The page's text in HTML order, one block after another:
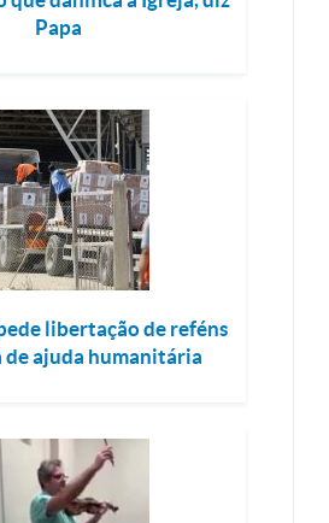
Papa
libertação de reféns
de ajuda humanitária